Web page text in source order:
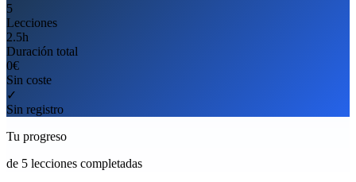
5
Lecciones
2.5h
Duración total
0€
Sin coste
✓
Sin registro
Tu progreso
de 5 lecciones completadas